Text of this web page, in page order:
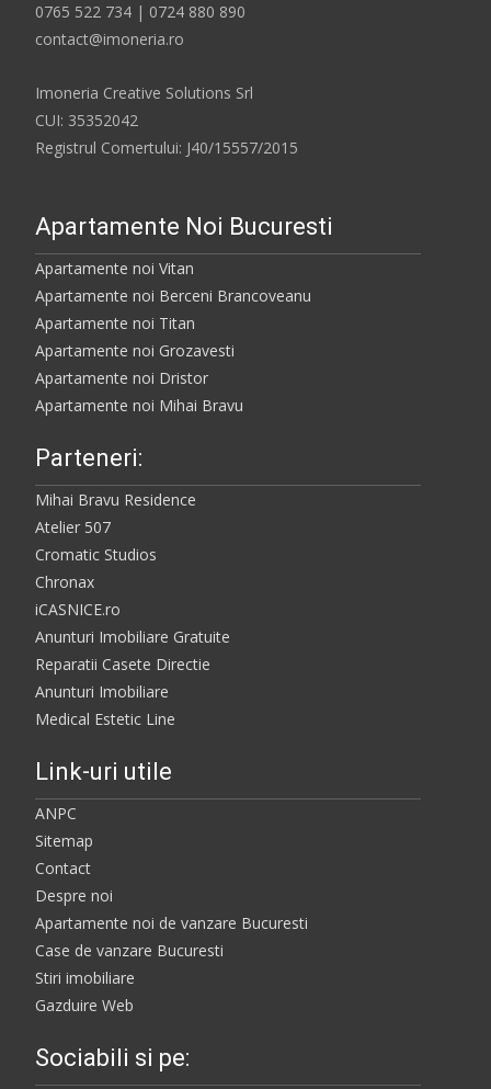
0765 522 734 | 0724 880 890
contact@imoneria.ro
Imoneria Creative Solutions Srl
CUI: 35352042
Registrul Comertului: J40/15557/2015
Apartamente Noi Bucuresti
Apartamente noi Vitan
Apartamente noi Berceni Brancoveanu
Apartamente noi Titan
Apartamente noi Grozavesti
Apartamente noi Dristor
Apartamente noi Mihai Bravu
Parteneri:
Mihai Bravu Residence
Atelier 507
Cromatic Studios
Chronax
iCASNICE.ro
Anunturi Imobiliare Gratuite
Reparatii Casete Directie
Anunturi Imobiliare
Medical Estetic Line
Link-uri utile
ANPC
Sitemap
Contact
Despre noi
Apartamente noi de vanzare Bucuresti
Case de vanzare Bucuresti
Stiri imobiliare
Gazduire Web
Sociabili si pe: